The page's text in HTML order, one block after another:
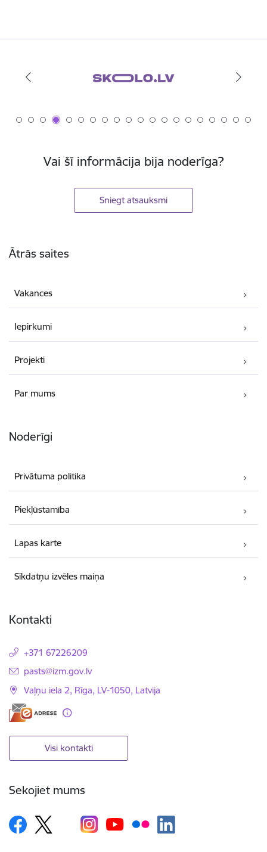
Vai šī informācija bija noderīga?
Sniegt atsauksmi
Ātrās saites
Vakances
Iepirkumi
Projekti
Par mums
Noderīgi
Privātuma politika
Piekļūstamība
Lapas karte
Sīkdatņu izvēles maiņa
Kontakti
+371 67226209
E-pasts:
pasts@izm.gov.lv
Vaļņu iela 2, Rīga, LV-1050, Latvija
Visi kontakti
Sekojiet mums